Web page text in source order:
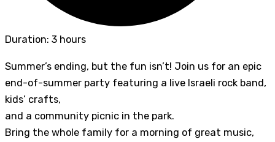
Duration: 3 hours
Summer’s ending, but the fun isn’t! Join us for an epic
end-of-summer party featuring a live Israeli rock band,
kids’ crafts,
and a community picnic in the park.
Bring the whole family for a morning of great music,